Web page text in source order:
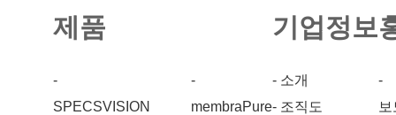
제품
-
SPECSVISION
-
membraPure
기업정보
- 소개
- 조직도
-